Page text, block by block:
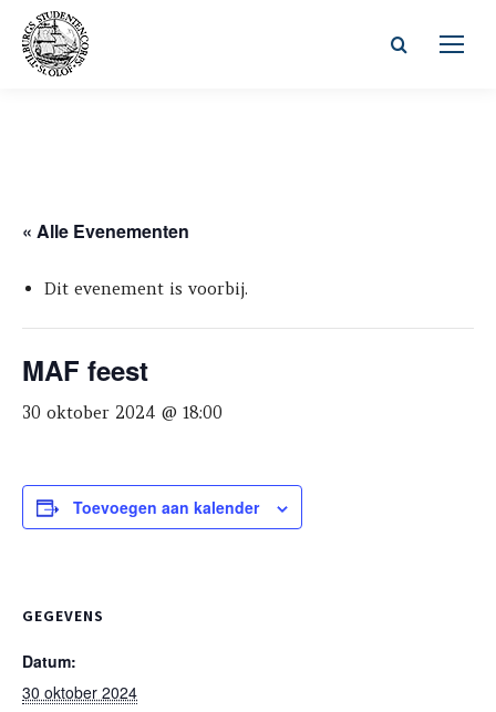
Zoeken:
« Alle Evenementen
Dit evenement is voorbij.
MAF feest
30 oktober 2024 @ 18:00
Toevoegen aan kalender
GEGEVENS
Datum:
30 oktober 2024